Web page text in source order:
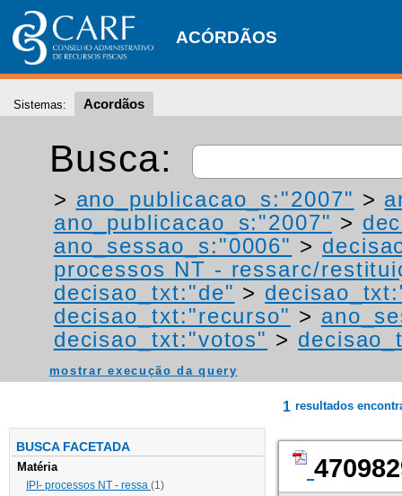
ACÓRDÃOS
Sistemas: Acordãos
Busca:
> ano_publicacao_s:"2007" >
ano_publicacao_s:"2007" >
ano_sessao_s:"0006" >
processos NT - ressarc/
decisao_txt:"de" >
decisao_txt:"recurso" >
decisao_txt:"votos" >
mostrar execução da query
BUSCA FACETADA
Matéria
IPI- processos NT - ressa (1)
1 resultados